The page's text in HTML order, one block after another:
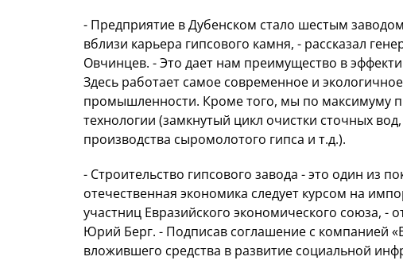
- Предприятие в Дубенском стало шестым
вблизи карьера гипсового камня, - рассказал
Овчинцев. - Это дает нам преимущество в
Здесь работает самое современное и
промышленности. Кроме того, мы по максимуму
технологии (замкнутый цикл очистки сточных
производства сыромолотого гипса и т.д.).
- Строительство гипсового завода - это один из
отечественная экономика следует курсом на
участниц Евразийского экономического союза, -
Юрий Берг. - Подписав соглашение с компанией
вложившего средства в развитие социальной